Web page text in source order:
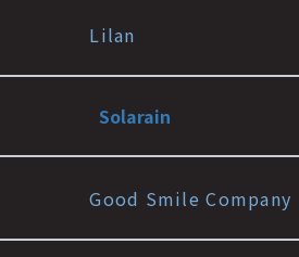
Lilan
Solarain
Good Smile Company